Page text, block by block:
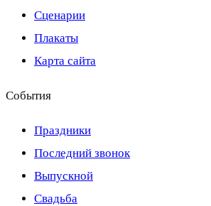
Сценарии
Плакаты
Карта сайта
События
Праздники
Последний звонок
Выпускной
Свадьба